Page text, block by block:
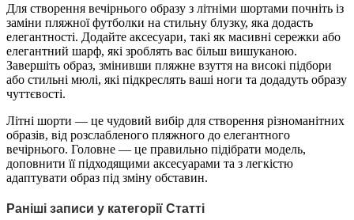
Для створення вечірнього образу з літніми шортами почніть із
заміни пляжної футболки на стильну блузку, яка додасть
елегантності. Додайте аксесуари, такі як масивні сережки або
елегантний шарф, які зроблять вас більш вишуканою.
Завершіть образ, змінивши пляжне взуття на високі підбори
або стильні мюлі, які підкреслять ваші ноги та додадуть образу
чуттєвості.
Літні шорти — це чудовий вибір для створення різноманітних
образів, від розслабленого пляжного до елегантного
вечірнього. Головне — це правильно підібрати модель,
доповнити її підходящими аксесуарами та з легкістю
адаптувати образ під зміну обставин.
Раніші записи у категорії Статті